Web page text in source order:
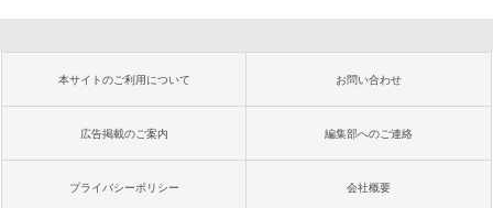
本サイトのご利用について お問い合わせ
広告掲載のご案内 編集部へのご連絡
プライバシーポリシー 会社概要